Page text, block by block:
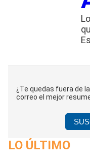
¿Te quedas fuera de
correo el mejor
LO ÚLTIMO